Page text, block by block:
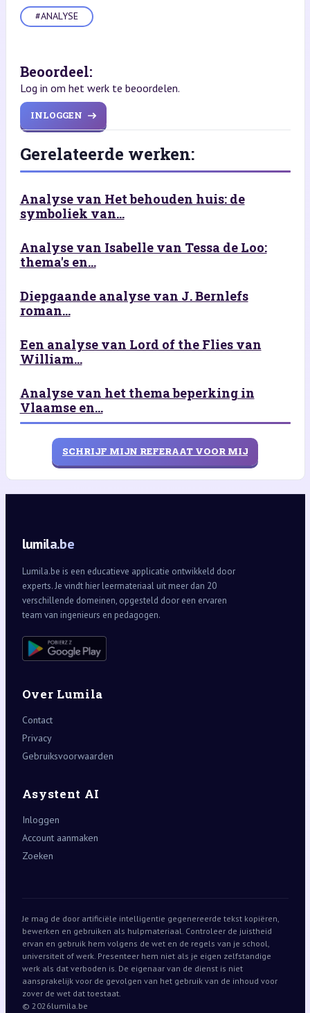
#ANALYSE
Beoordeel:
Log in om het werk te beoordelen.
INLOGGEN
Gerelateerde werken:
Analyse van Het behouden huis: de
symboliek van...
Analyse van Isabelle van Tessa de Loo:
thema's en...
Diepgaande analyse van J. Bernlefs
roman...
Een analyse van Lord of the Flies van
William...
Analyse van het thema beperking in
Vlaamse en...
SCHRIJF MIJN REFERAAT VOOR MIJ
lumila.be
Lumila.be is een educatieve applicatie ontwikkeld door
experts. Je vindt hier leermateriaal uit meer dan 20
verschillende domeinen, opgesteld door een ervaren
team van ingenieurs en pedagogen.
Over Lumila
Contact
Privacy
Gebruiksvoorwaarden
Asystent AI
Inloggen
Account aanmaken
Zoeken
Je mag de door artificiële intelligentie gegenereerde tekst kopiëren,
bewerken en gebruiken als hulpmateriaal. Controleer de juistheid
ervan en gebruik hem volgens de wet en de regels van je school,
universiteit of werk. Presenteer hem niet als je eigen zelfstandige
werk als dat verboden is. De eigenaar van de dienst is niet
aansprakelijk voor de gevolgen van het gebruik van de inhoud voor
zover de wet dat toestaat.
© 2026lumila.be